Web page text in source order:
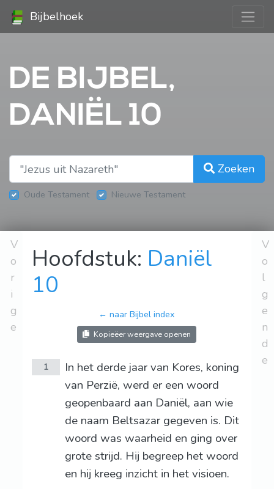
Bijbelhoek
DE BIJBEL,
DANIËL 10
Zoeken
Oude Testament Nieuwe Testament
V
o
r
i
g
e
Hoofdstuk: Daniël
10
← naar Bijbel index
Kopieëer weergave openen
1
In het derde jaar van Kores, koning
van Perzië, werd er een woord
geopenbaard aan Daniël, aan wie
de naam Beltsazar gegeven is. Dit
woord was waarheid en ging over
grote strijd. Hij begreep het woord
en hij kreeg inzicht in het visioen.
V
o
l
g
e
n
d
e